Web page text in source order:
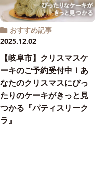
おすすめ記事
2025.12.02
【岐阜市】クリスマスケ
ーキのご予約受付中！あ
なたのクリスマスにぴっ
たりのケーキがきっと見
つかる『パティスリーク
ラ』